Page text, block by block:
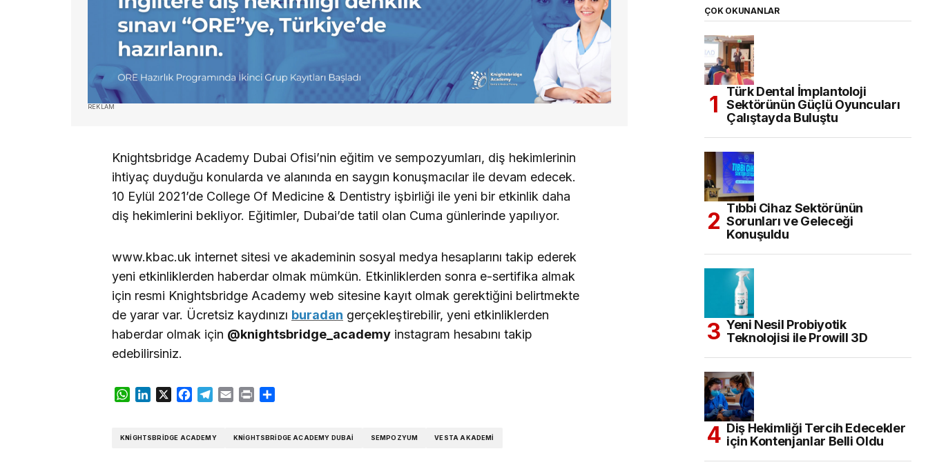
REKLAM
Knightsbridge Academy Dubai Ofisi’nin eğitim ve sempozyumları, diş hekimlerinin
ihtiyaç duyduğu konularda ve alanında en saygın konuşmacılar ile devam edecek.
10 Eylül 2021’de College Of Medicine & Dentistry işbirliği ile yeni bir etkinlik daha
diş hekimlerini bekliyor. Eğitimler, Dubai’de tatil olan Cuma günlerinde yapılıyor.
www.kbac.uk internet sitesi ve akademinin sosyal medya hesaplarını takip ederek
yeni etkinliklerden haberdar olmak mümkün. Etkinliklerden sonra e-sertifika almak
için resmi Knightsbridge Academy web sitesine kayıt olmak gerektiğini belirtmekte
de yarar var. Ücretsiz kaydınızı buradan gerçekleştirebilir, yeni etkinliklerden
haberdar olmak için @knightsbridge_academy instagram hesabını takip
edebilirsiniz.
WhatsApp
LinkedIn
X Facebook
Telegram
Email Print
KNIGHTSBRIDGE ACADEMY KNIGHTSBRIDGE ACADEMY DUBAI SEMPOZYUM VESTA AKADEMI
ÇOK OKUNANLAR
Türk Dental İmplantoloji
Sektörünün Güçlü Oyuncuları
Çalıştayda Buluştu
Tıbbi Cihaz Sektörünün
Sorunları ve Geleceği
Konuşuldu
Yeni Nesil Probiyotik
Teknolojisi ile Prowill 3D
Diş Hekimliği Tercih Edecekler
için Kontenjanlar Belli Oldu